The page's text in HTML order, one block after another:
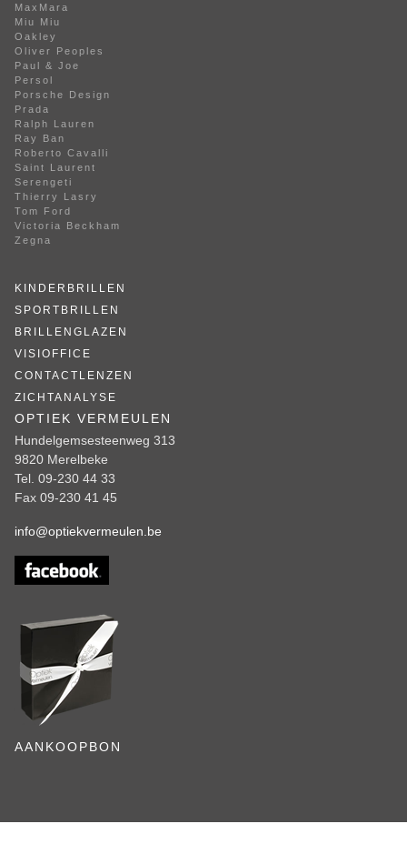
MaxMara
Miu Miu
Oakley
Oliver Peoples
Paul & Joe
Persol
Porsche Design
Prada
Ralph Lauren
Ray Ban
Roberto Cavalli
Saint Laurent
Serengeti
Thierry Lasry
Tom Ford
Victoria Beckham
Zegna
KINDERBRILLEN
SPORTBRILLEN
BRILLENGLAZEN
VISIOFFICE
CONTACTLENZEN
ZICHTANALYSE
OPTIEK VERMEULEN
Hundelgemsesteenweg 313
9820 Merelbeke
Tel. 09-230 44 33
Fax 09-230 41 45
info@optiekvermeulen.be
AANKOOPBON